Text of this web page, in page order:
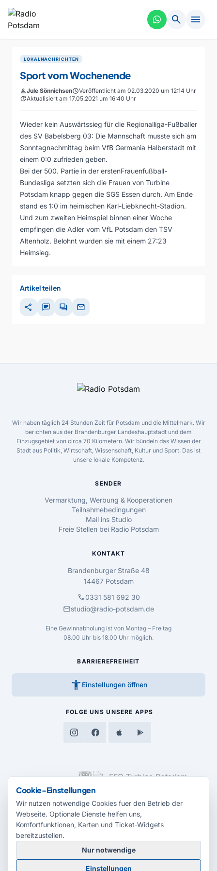
search menu
LOKALNACHRICHTEN
Sport vom Wochenende
personJule SönnichsenscheduleVeröffentlicht am 02.03.2020 um 12:14 Uhr
updateAktualisiert am 17.05.2021 um 16:40 Uhr
Wieder kein Auswärtssieg für die Regionalliga-Fußballer
des SV Babelsberg 03: Die Mannschaft musste sich am
Sonntagnachmittag beim VfB Germania Halberstadt mit
einem 0:0 zufrieden geben.
Bei der 500. Partie in der erstenFrauenfußball-
Bundesliga setzten sich die Frauen von Turbine
Potsdam knapp gegen die SGS Essen durch. Am Ende
stand es 1:0 im heimischen Karl-Liebknecht-Stadion.
Und zum zweiten Heimspiel binnen einer Woche
empfingen die Adler vom VfL Potsdam den TSV
Altenholz. Belohnt wurden sie mit einem 27:23
Heimsieg.
Artikel teilen
share chat forum mail
Wir haben täglich 24 Stunden Zeit für Potsdam und die Mittelmark. Wir
berichten aus der Brandenburger Landeshauptstadt und dem
Einzugsgebiet von circa 70 Kilometern. Wir bündeln das Wissen der
Stadt aus Politik, Wirtschaft, Wissenschaft, Kultur und Sport. Das ist
unsere lokale Kompetenz.
SENDER
Vermarktung, Werbung & Kooperationen
Teilnahmebedingungen
Mail ins Studio
Freie Stellen bei Radio Potsdam
KONTAKT
Brandenburger Straße 48
14467 Potsdam
call0331 581 692 30
mailstudio@radio-potsdam.de
Eine Gewinnabholung ist von Montag – Freitag
08.00 Uhr bis 18.00 Uhr möglich.
BARRIEREFREIHEIT
accessibility_new Einstellungen öffnen
FOLGE UNS UNSERE APPS
MEDIENPARTNER
© 2026 Radio Potsdam. Webseite entwickelt durch dieMedienagentur
Babelsberg
Cookie-Einstellungen
Wir nutzen notwendige Cookies fuer den Betrieb der
Webseite. Optionale Dienste helfen uns,
Komfortfunktionen, Karten und Ticket-Widgets
bereitzustellen.
Nur notwendige
Einstellungen